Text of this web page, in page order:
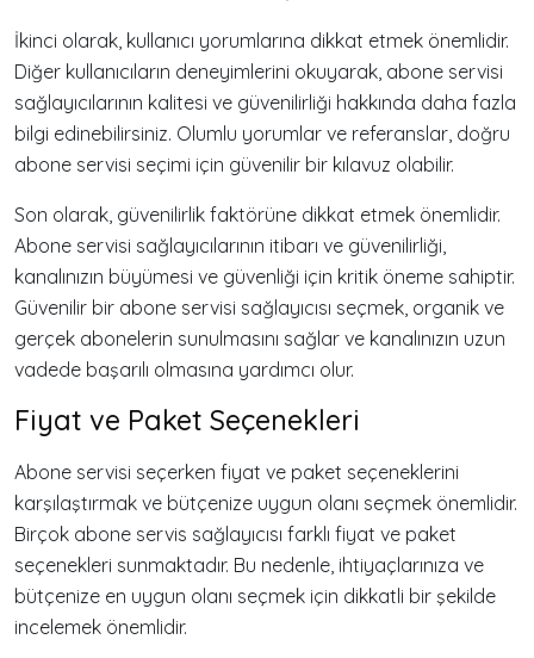
İkinci olarak, kullanıcı yorumlarına dikkat etmek önemlidir.
Diğer kullanıcıların deneyimlerini okuyarak, abone servisi
sağlayıcılarının kalitesi ve güvenilirliği hakkında daha fazla
bilgi edinebilirsiniz. Olumlu yorumlar ve referanslar, doğru
abone servisi seçimi için güvenilir bir kılavuz olabilir.
Son olarak, güvenilirlik faktörüne dikkat etmek önemlidir.
Abone servisi sağlayıcılarının itibarı ve güvenilirliği,
kanalınızın büyümesi ve güvenliği için kritik öneme sahiptir.
Güvenilir bir abone servisi sağlayıcısı seçmek, organik ve
gerçek abonelerin sunulmasını sağlar ve kanalınızın uzun
vadede başarılı olmasına yardımcı olur.
Fiyat ve Paket Seçenekleri
Abone servisi seçerken fiyat ve paket seçeneklerini
karşılaştırmak ve bütçenize uygun olanı seçmek önemlidir.
Birçok abone servis sağlayıcısı farklı fiyat ve paket
seçenekleri sunmaktadır. Bu nedenle, ihtiyaçlarınıza ve
bütçenize en uygun olanı seçmek için dikkatli bir şekilde
incelemek önemlidir.